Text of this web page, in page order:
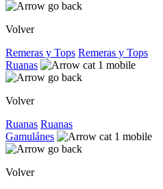
Volver
Remeras y Tops Remeras y Tops
Ruanas
Volver
Ruanas Ruanas
Gamulánes
Volver